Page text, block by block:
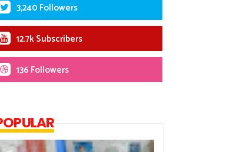
3,240 Followers
12.7k Subscribers
136 Followers